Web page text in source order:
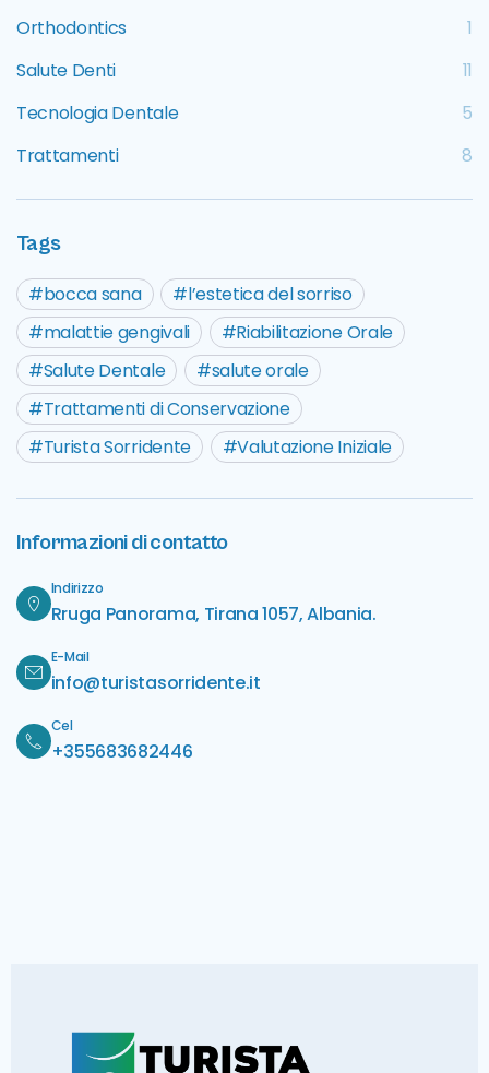
Orthodontics
1
Salute Denti
11
Tecnologia Dentale
5
Trattamenti
8
Tags
bocca sana
l’estetica del sorriso
malattie gengivali
Riabilitazione Orale
Salute Dentale
salute orale
Trattamenti di Conservazione
Turista Sorridente
Valutazione Iniziale
Informazioni di contatto
Indirizzo
Rruga Panorama, Tirana 1057, Albania.
E-Mail
info@turistasorridente.it
Cel
+355683682446